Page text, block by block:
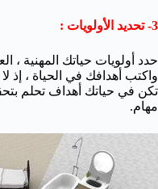
3- تحديد الأولويات :
حدد أولويات حياتك المهنية ،
واكتب أهدافك في الحياة ، إذ
تكن في حياتك أهداف تحلم
مهام.